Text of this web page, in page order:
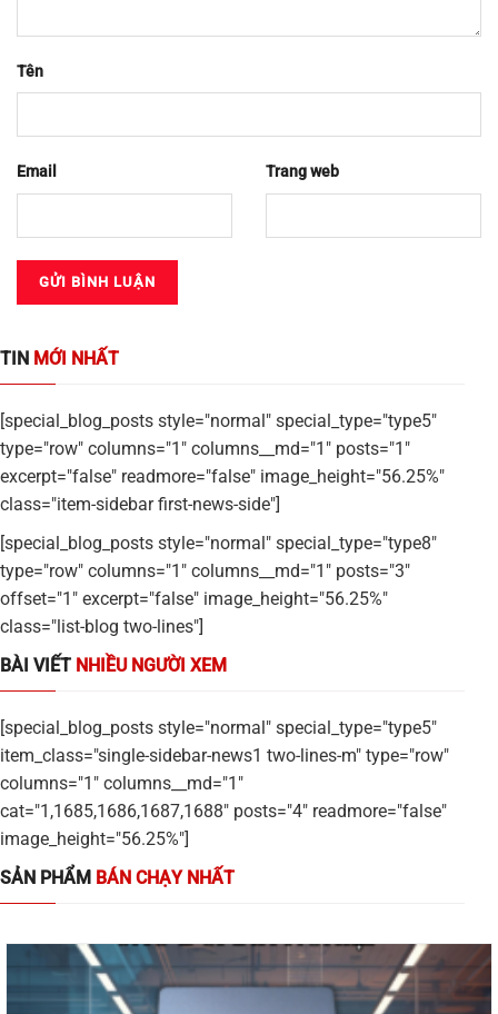
Tên
Email Trang web
TIN MỚI NHẤT
[special_blog_posts style="normal" special_type="type5"
type="row" columns="1" columns__md="1" posts="1"
excerpt="false" readmore="false" image_height="56.25%"
class="item-sidebar first-news-side"]
[special_blog_posts style="normal" special_type="type8"
type="row" columns="1" columns__md="1" posts="3"
offset="1" excerpt="false" image_height="56.25%"
class="list-blog two-lines"]
BÀI VIẾT NHIỀU NGƯỜI XEM
[special_blog_posts style="normal" special_type="type5"
item_class="single-sidebar-news1 two-lines-m" type="row"
columns="1" columns__md="1"
cat="1,1685,1686,1687,1688" posts="4" readmore="false"
image_height="56.25%"]
SẢN PHẨM BÁN CHẠY NHẤT